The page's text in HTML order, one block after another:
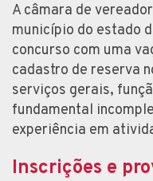
A câmara de
município do estado
concurso com uma
cadastro de reserva
serviços gerais,
fundamental
experiência em
Inscrições e